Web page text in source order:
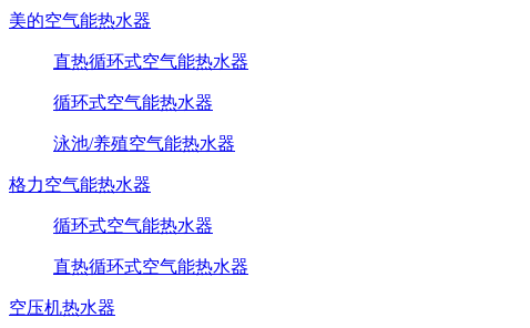
美的空气能热水器
直热循环式空气能热水器
循环式空气能热水器
泳池/养殖空气能热水器
格力空气能热水器
循环式空气能热水器
直热循环式空气能热水器
空压机热水器